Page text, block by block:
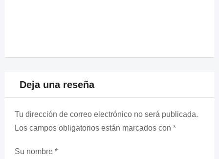
Deja una reseña
Tu dirección de correo electrónico no será publicada.
Los campos obligatorios están marcados con *
Su nombre *